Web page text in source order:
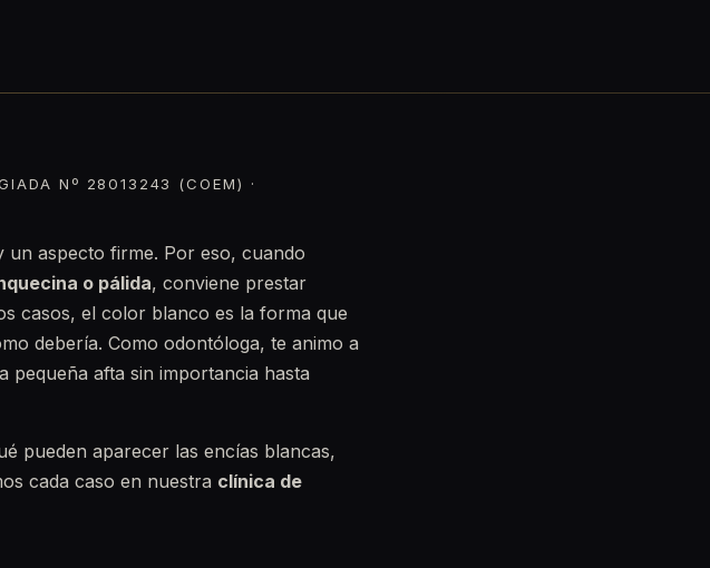
Nº 28013243 (COEM) ·
aspecto firme. Por eso, cuando
o pálida, conviene prestar
casos, el color blanco es la forma que
debería. Como odontóloga, te animo a
pequeña afta sin importancia hasta
pueden aparecer las encías blancas,
cada caso en nuestra clínica de